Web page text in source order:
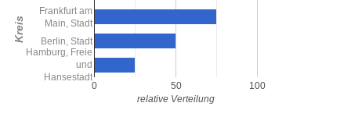
0 50 100
Frankfurt am
Main, Stadt
Berlin, Stadt
Hamburg, Freie
und
Hansestadt
relative Verteilung
Kreis